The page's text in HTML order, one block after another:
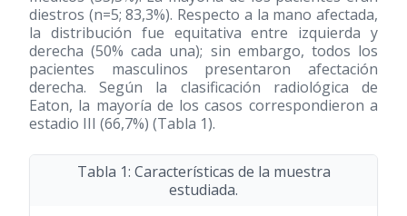
diestros (n=5; 83,3%). Respecto a la mano afectada,
la distribución fue equitativa entre izquierda y
derecha (50% cada una); sin embargo, todos los
pacientes masculinos presentaron afectación
derecha. Según la clasificación radiológica de
Eaton, la mayoría de los casos correspondieron a
estadio III (66,7%) (Tabla 1).
Tabla 1: Características de la muestra
estudiada.